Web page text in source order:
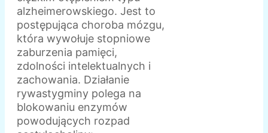
alzheimerowskiego. Jest to
postępująca choroba mózgu,
która wywołuje stopniowe
zaburzenia pamięci,
zdolności intelektualnych i
zachowania. Działanie
rywastygminy polega na
blokowaniu enzymów
powodujących rozpad